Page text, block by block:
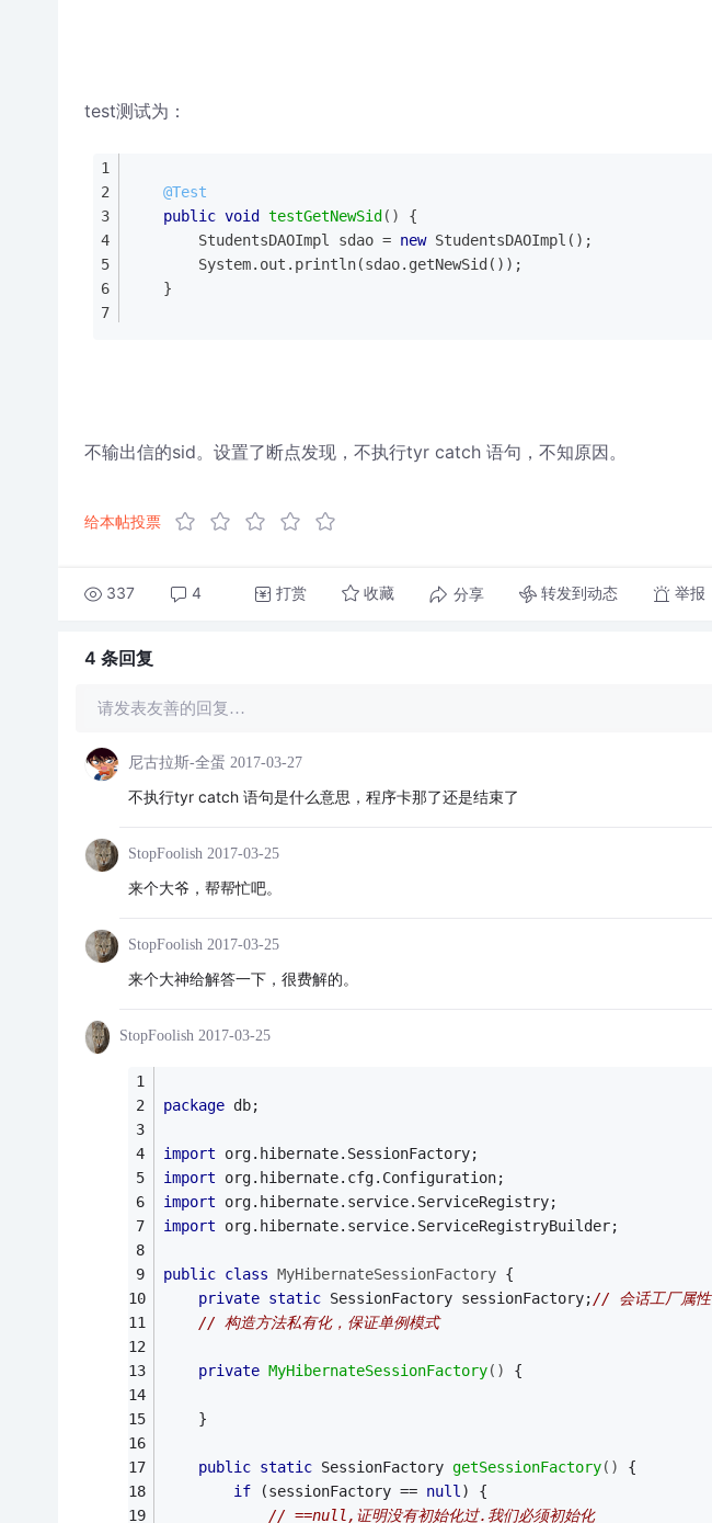
test测试为：
@Test
public void testGetNewSid()
{
		StudentsDAOImpl sdao =
new StudentsDAOImpl();
		System.out.println(sdao.getNewSid());
	}
不输出信的sid。设置了断点发现，不执行tyr catch 语句，不知原因。
给本帖投票
337 4 打赏 收藏 分享 转发到动态 举报
4 条回复
请发表友善的回复…
尼古拉斯-全蛋 2017-03-27
不执行tyr catch 语句是什么意思，程序卡那了还是结束了
StopFoolish 2017-03-25
来个大爷，帮帮忙吧。
StopFoolish 2017-03-25
来个大神给解答一下，很费解的。
StopFoolish 2017-03-25
package db;
import org.hibernate.SessionFactory;
import org.hibernate.cfg.Configuration;
import org.hibernate.service.ServiceRegistry;
import org.hibernate.service.ServiceRegistryBuilder;
public class MyHibernateSessionFactory {
private static SessionFactory sessionFactory;// 会话工厂属性
// 构造方法私有化，保证单例模式
private MyHibernateSessionFactory() {
	}
public static SessionFactory getSessionFactory()
{
if (sessionFactory == null ) {
// ==null,证明没有初始化过.我们必须初始化